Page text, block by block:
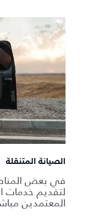
الصيانة المتنقلة
في بعض
لتقديم خدمات
المعتمدين